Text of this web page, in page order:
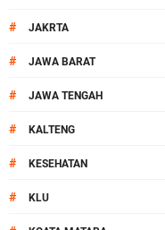
# JAKRTA
# JAWA BARAT
# JAWA TENGAH
# KALTENG
# KESEHATAN
# KLU